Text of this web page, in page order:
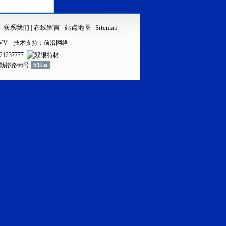
| 联系我们 | 在线留言 站点地图 Sitemap
技术支持： 前沿网络
裕路66号 51La